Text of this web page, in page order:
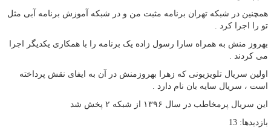
همچنین در شبکه تهران برنامه مثبت من و در شبکه آموزش برنامه آبی مثل
تو را اجرا کرد .
بهروز منش به همراه سارا رسول زاده یک برنامه را با همکاری یکدیگر اجرا
می کردند .
اولین سریال تلویزیونی که زهرا بهروزمنش در آن به ایفای نقش پرداخته
است ، سریال سایه بان نام دارد .
این سریال پرمخاطب در سال ۱۳۹۶ از شبکه ۲ پخش شد
بازدیدها: 13